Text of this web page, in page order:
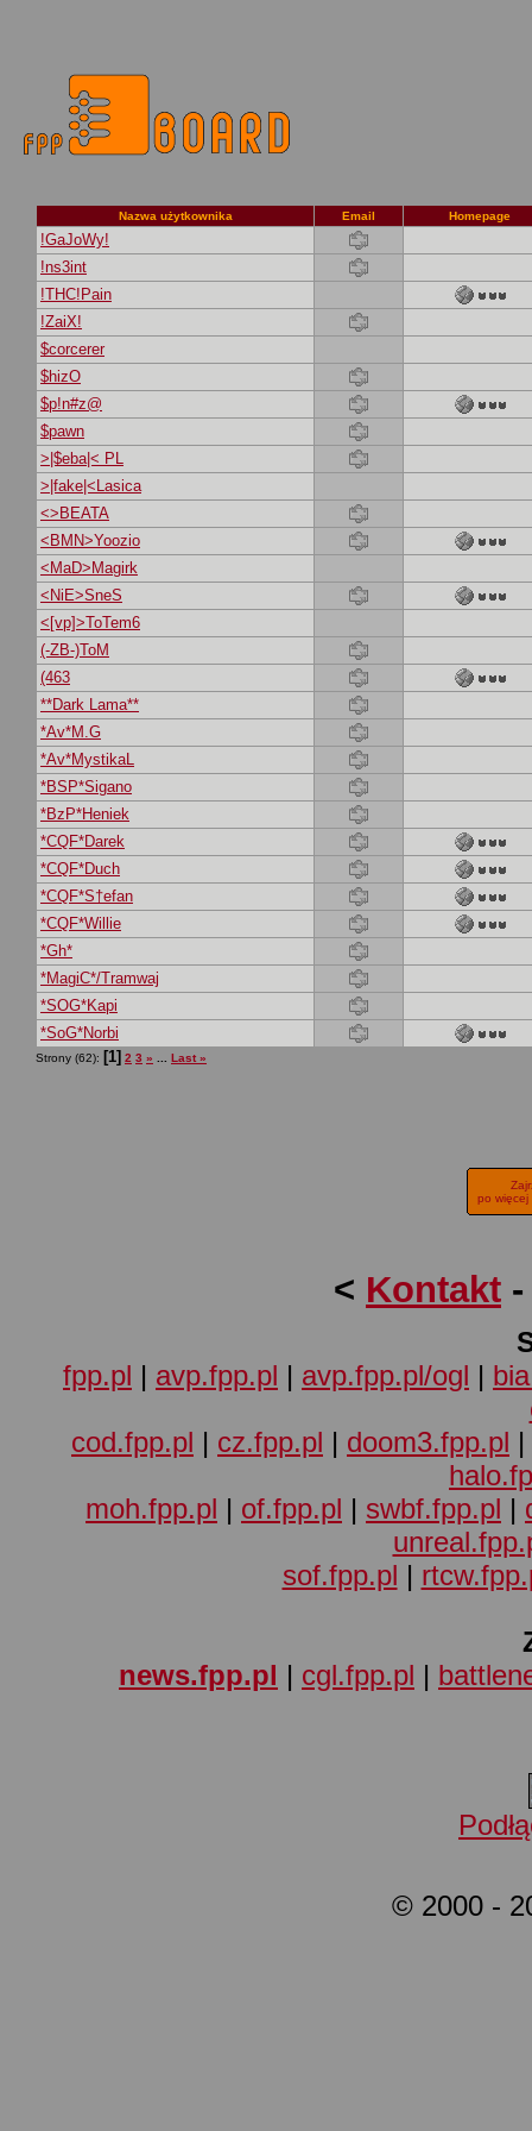
Nazwa użytkownika Email Homepage
!GaJoWy!
!ns3int
!THC!Pain
!ZaiX!
$corcerer
$hizO
$p!n#z@
$pawn
>|$eba|< PL
>|fake|<Lasica
<>BEATA
<BMN>Yoozio
<MaD>Magirk
<NiE>SneS
<[vp]>ToTem6
(-ZB-)ToM
(463
**Dark Lama**
*Av*M.G
*Av*MystikaL
*BSP*Sigano
*BzP*Heniek
*CQF*Darek
*CQF*Duch
*CQF*S†efan
*CQF*Willie
*Gh*
*MagiC*/Tramwaj
*SOG*Kapi
*SoG*Norbi
Strony (62): [1] 2 3 » Last »
po więcej
< Kontakt
fpp.pl | avp.fpp.pl | avp.fpp.pl/ogl |
cod.fpp.pl | cz.fpp.pl | doom3.fpp.pl |
moh.fpp.pl | of.fpp.pl | swbf.fpp.pl |
sof.fpp.pl |
news.fpp.pl | cgl.fpp.pl |
© 2000 -